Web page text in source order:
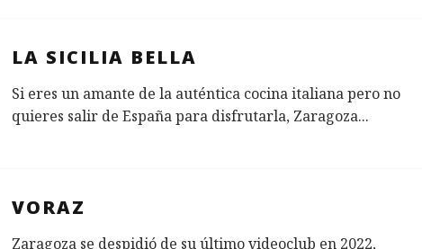
LA SICILIA BELLA
Si eres un amante de la auténtica cocina italiana pero no
quieres salir de España para disfrutarla, Zaragoza...
VORAZ
Zaragoza se despidió de su último videoclub en 2022,